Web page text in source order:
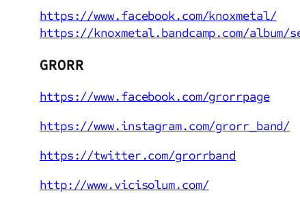
https://www.facebook.com/knoxmetal/
https://knoxmetal.bandcamp.com/album/
GRORR
https://www.facebook.com/grorrpage
https://www.instagram.com/grorr_band/
https://twitter.com/grorrband
http://www.vicisolum.com/